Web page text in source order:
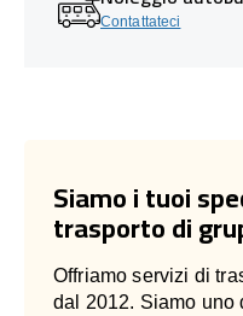
Contattateci
Siamo i tuoi
trasporto di
Offriamo servizi di
dal 2012. Siamo uno